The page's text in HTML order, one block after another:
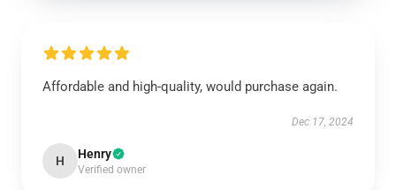
Affordable and high-quality, would purchase again.
Dec 17, 2024
H Henry
Verified owner